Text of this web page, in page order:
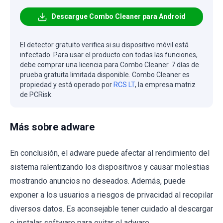
Descargue Combo Cleaner para Android
El detector gratuito verifica si su dispositivo móvil está
infectado. Para usar el producto con todas las funciones,
debe comprar una licencia para Combo Cleaner. 7 días de
prueba gratuita limitada disponible. Combo Cleaner es
propiedad y está operado por RCS LT, la empresa matriz
de PCRisk.
Más sobre adware
En conclusión, el adware puede afectar al rendimiento del
sistema ralentizando los dispositivos y causar molestias
mostrando anuncios no deseados. Además, puede
exponer a los usuarios a riesgos de privacidad al recopilar
diversos datos. Es aconsejable tener cuidado al descargar